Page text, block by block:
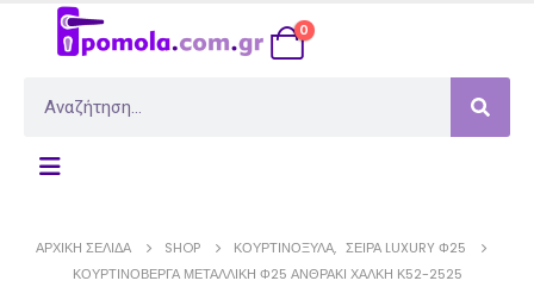
0
ΑΡΧΙΚΉ ΣΕΛΊΔΑ SHOP ΚΟΥΡΤΙΝΌΞΥΛΑ, ΣΕΙΡΆ LUXURY Φ25
ΚΟΥΡΤΙΝΌΒΕΡΓΑ ΜΕΤΑΛΛΙΚΉ Φ25 ΑΝΘΡΑΚΊ ΧΆΛΚΗ Κ52-2525